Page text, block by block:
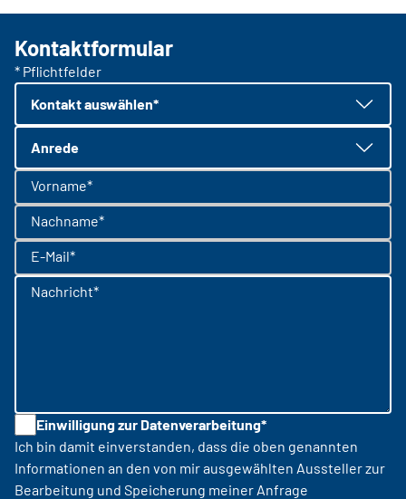
Kontaktformular
* Pflichtfelder
Kontakt auswählen*
Anrede
Vorname*
Nachname*
E-Mail*
Nachricht*
Einwilligung zur Datenverarbeitung*
Ich bin damit einverstanden, dass die oben genannten
Informationen an den von mir ausgewählten Aussteller zur
Bearbeitung und Speicherung meiner Anfrage